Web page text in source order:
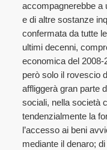
accompagnerebbe a
e di altre sostanze
confermata da tutte
ultimi decenni,
economica del
però solo il rovescio
affliggerà gran parte
sociali, nella società
tendenzialmente la
l’accesso ai beni
mediante il denaro;